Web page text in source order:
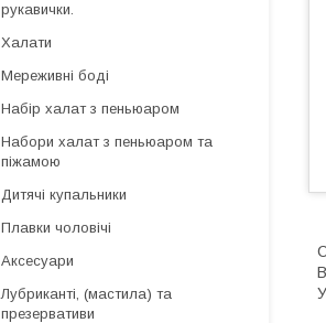
рукавички.
Халати
Мереживні боді
Набір халат з пеньюаром
Набори халат з пеньюаром та
піжамою
Дитячі купальники
Плавки чоловічі
Аксесуари
Лубриканті, (мастила) та
презервативи